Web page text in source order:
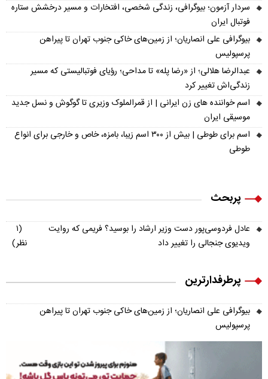
سردار آزمون؛ بیوگرافی، زندگی شخصی، افتخارات و مسیر درخشش ستاره
فوتبال ایران
بیوگرافی علی انصاریان؛ از زمین‌های خاکی جنوب تهران تا پیراهن
پرسپولیس
عبدالرضا هلالی؛ از «رضا پله» تا مداحی؛ رؤیای فوتبالیستی که مسیر
زندگی‌اش تغییر کرد
اسم خواننده های زن ایرانی | از قمرالملوک وزیری تا گوگوش و نسل جدید
موسیقی ایران
اسم برای طوطی | بیش از ۳۰۰ اسم زیبا، بامزه، خاص و خارجی برای انواع
طوطی
پربحث
عادل فردوسی‌پور دست وزیر ارشاد را بوسید؟ فریمی که روایت
ویدیوی جنجالی را تغییر داد
(۱
نظر)
پرطرفدارترین
بیوگرافی علی انصاریان؛ از زمین‌های خاکی جنوب تهران تا پیراهن
پرسپولیس